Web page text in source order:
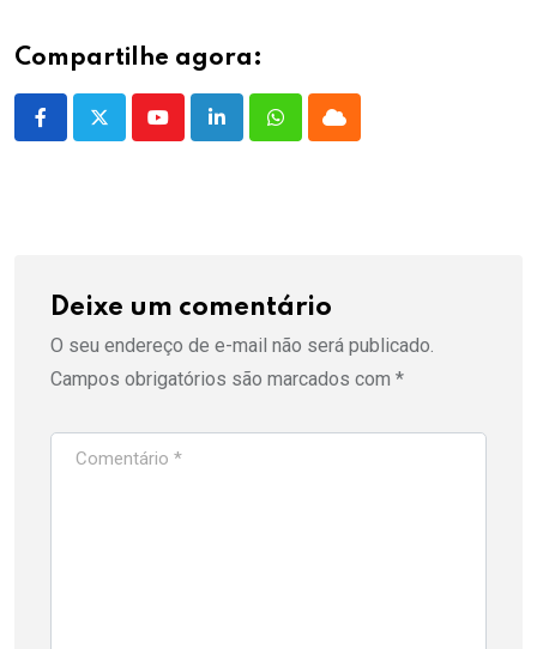
Compartilhe agora:
YoutubeLinkedInWhatsappCloud
Deixe um comentário
O seu endereço de e-mail não será publicado.
Campos obrigatórios são marcados com *